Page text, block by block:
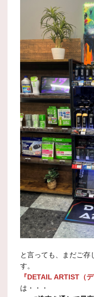
と言っても、まだご存
す。
『DETAIL ARTIST（
は・・・